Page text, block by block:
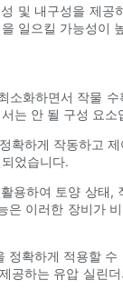
및 내구성을 제공
일으킬 가능성이
화하면서 작물
는 안 될 구성 요소
확하게 작동하고
었습니다.
용하여 토양 상태,
이러한 장비가
확하게 적용할
하는 유압 실린